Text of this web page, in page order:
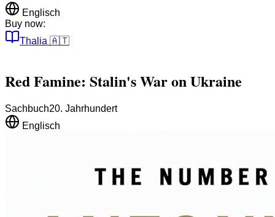
Englisch
Buy now:
Thalia 🇦🇹
Red Famine: Stalin's War on Ukraine
Sachbuch20. Jahrhundert
Englisch